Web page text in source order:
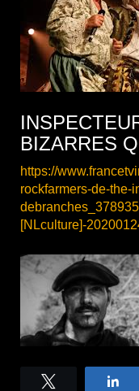
BIZARRES
https://
rockfarmers-de-the-
[NLculture]-